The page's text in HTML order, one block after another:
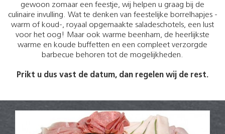
gewoon zomaar een feestje, wij helpen u graag bij de
culinaire invulling. Wat te denken van feestelijke borrelhapjes -
warm of koud-, royaal opgemaakte saladeschotels, een lust
voor het oog! Maar ook warme beenham, de heerlijkste
warme en koude buffetten en een compleet verzorgde
barbecue behoren tot de mogelijkheden.
Prikt u dus vast de datum, dan regelen wij de rest.